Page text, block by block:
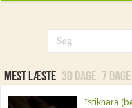
Mest læste 30 dage 7 dage
Istikhara